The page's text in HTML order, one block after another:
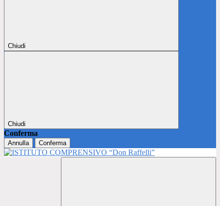
Chiudi
Chiudi
Conferma
Annulla Conferma